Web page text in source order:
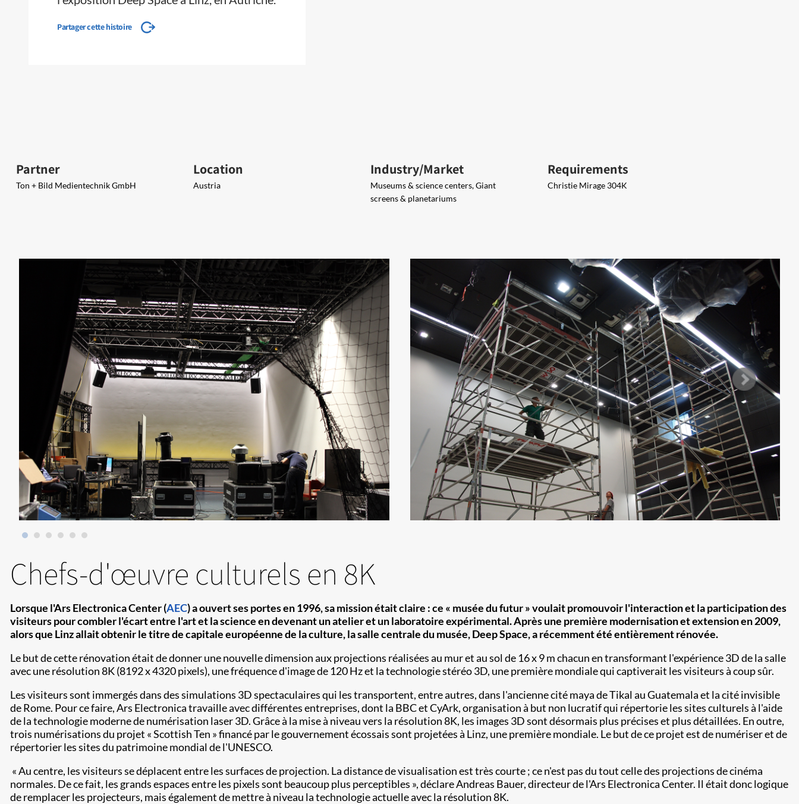
Partager cette histoire
Partner
Ton + Bild Medientechnik GmbH​
Location
Austria
Industry/Market
Museums & science centers, Giant
screens & planetariums
Requirements
Christie Mirage 304K​
Chefs-d'œuvre culturels en 8K
Lorsque l'Ars Electronica Center (AEC) a ouvert ses portes en 1996, sa mission était claire : ce « musée du futur » voulait promouvoir l'interaction et la participation des
visiteurs pour combler l'écart entre l'art et la science en devenant un atelier et un laboratoire expérimental. Après une première modernisation et extension en 2009,
alors que Linz allait obtenir le titre de capitale européenne de la culture, la salle centrale du musée, Deep Space, a récemment été entièrement rénovée.
Le but de cette rénovation était de donner une nouvelle dimension aux projections réalisées au mur et au sol de 16 x 9 m chacun en transformant l'expérience 3D de la salle
avec une résolution 8K (8192 x 4320 pixels), une fréquence d'image de 120 Hz et la technologie stéréo 3D, une première mondiale qui captiverait les visiteurs à coup sûr.
Les visiteurs sont immergés dans des simulations 3D spectaculaires qui les transportent, entre autres, dans l'ancienne cité maya de Tikal au Guatemala et la cité invisible
de Rome. Pour ce faire, Ars Electronica travaille avec différentes entreprises, dont la BBC et CyArk, organisation à but non lucratif qui répertorie les sites culturels à l'aide
de la technologie moderne de numérisation laser 3D. Grâce à la mise à niveau vers la résolution 8K, les images 3D sont désormais plus précises et plus détaillées. En outre,
trois numérisations du projet « Scottish Ten » financé par le gouvernement écossais sont projetées à Linz, une première mondiale. Le but de ce projet est de numériser et de
répertorier les sites du patrimoine mondial de l'UNESCO.
« Au centre, les visiteurs se déplacent entre les surfaces de projection. La distance de visualisation est très courte ; ce n'est pas du tout celle des projections de cinéma
normales. De ce fait, les grands espaces entre les pixels sont beaucoup plus perceptibles », déclare Andreas Bauer, directeur de l'Ars Electronica Center. Il était donc logique
de remplacer les projecteurs, mais également de mettre à niveau la technologie actuelle avec la résolution 8K.